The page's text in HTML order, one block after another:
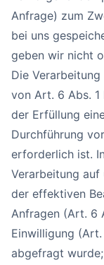
Anfrage) zum
bei uns
geben wir nicht
Die
von Art. 6 Abs. 1
der Erfüllung
Durchführung
erforderlich ist.
Verarbeitung auf
der effektiven
Anfragen (Art. 6
Einwilligung
abgefragt